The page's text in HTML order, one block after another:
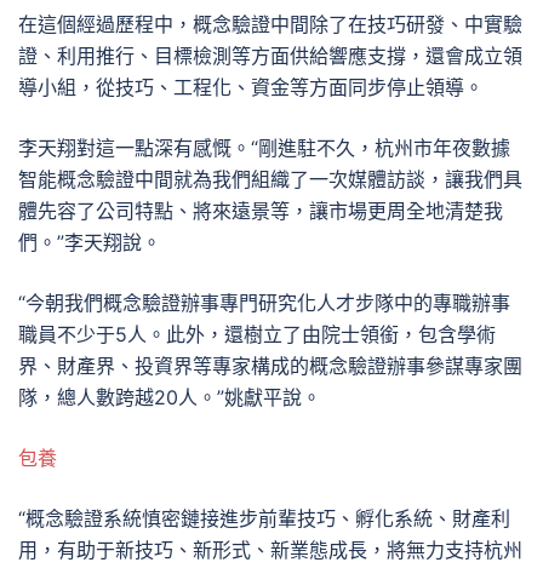
在這個經過歷程中，概念驗證中間除了在技巧研發、中實驗
證、利用推行、目標檢測等方面供給響應支撐，還會成立領
導小組，從技巧、工程化、資金等方面同步停止領導。
李天翔對這一點深有感慨。“剛進駐不久，杭州市年夜數據
智能概念驗證中間就為我們組織了一次媒體訪談，讓我們具
體先容了公司特點、將來遠景等，讓市場更周全地清楚我
們。”李天翔說。
“今朝我們概念驗證辦事專門研究化人才步隊中的專職辦事
職員不少于5人。此外，還樹立了由院士領銜，包含學術
界、財產界、投資界等專家構成的概念驗證辦事參謀專家團
隊，總人數跨越20人。”姚獻平說。
包養
“概念驗證系統慎密鏈接進步前輩技巧、孵化系統、財產利
用，有助于新技巧、新形式、新業態成長，將無力支持杭州